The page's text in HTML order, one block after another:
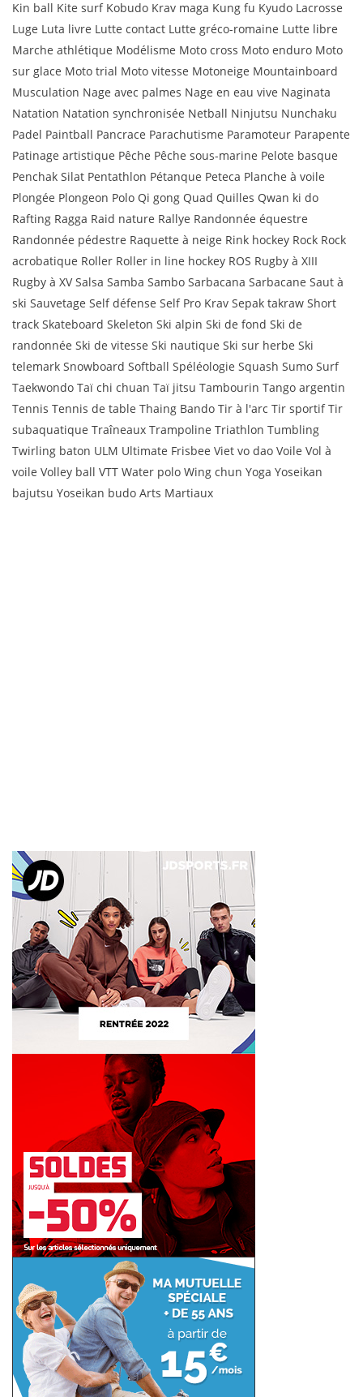
Kin ball Kite surf Kobudo Krav maga Kung fu Kyudo Lacrosse
Luge Luta livre Lutte contact Lutte gréco-romaine Lutte libre
Marche athlétique Modélisme Moto cross Moto enduro Moto
sur glace Moto trial Moto vitesse Motoneige Mountainboard
Musculation Nage avec palmes Nage en eau vive Naginata
Natation Natation synchronisée Netball Ninjutsu Nunchaku
Padel Paintball Pancrace Parachutisme Paramoteur Parapente
Patinage artistique Pêche Pêche sous-marine Pelote basque
Penchak Silat Pentathlon Pétanque Peteca Planche à voile
Plongée Plongeon Polo Qi gong Quad Quilles Qwan ki do
Rafting Ragga Raid nature Rallye Randonnée équestre
Randonnée pédestre Raquette à neige Rink hockey Rock Rock
acrobatique Roller Roller in line hockey ROS Rugby à XIII
Rugby à XV Salsa Samba Sambo Sarbacana Sarbacane Saut à
ski Sauvetage Self défense Self Pro Krav Sepak takraw Short
track Skateboard Skeleton Ski alpin Ski de fond Ski de
randonnée Ski de vitesse Ski nautique Ski sur herbe Ski
telemark Snowboard Softball Spéléologie Squash Sumo Surf
Taekwondo Taï chi chuan Taï jitsu Tambourin Tango argentin
Tennis Tennis de table Thaing Bando Tir à l'arc Tir sportif Tir
subaquatique Traîneaux Trampoline Triathlon Tumbling
Twirling baton ULM Ultimate Frisbee Viet vo dao Voile Vol à
voile Volley ball VTT Water polo Wing chun Yoga Yoseikan
bajutsu Yoseikan budo Arts Martiaux